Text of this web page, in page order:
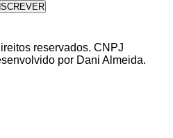
reservados. CNPJ
por Dani Almeida.